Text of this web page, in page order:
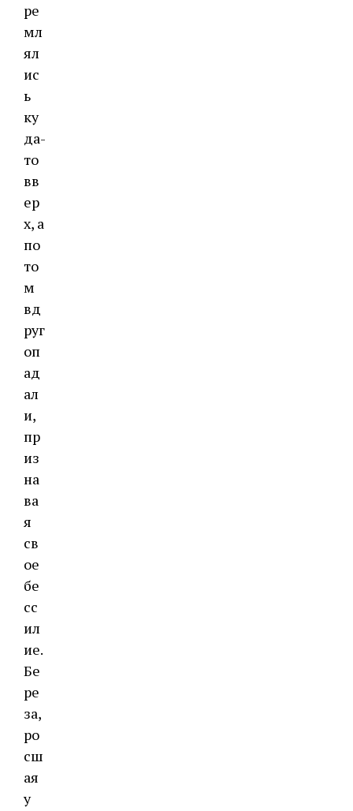
ре
мл
ял
ис
ь
ку
да-
то
вв
ер
х, а
по
то
м
вд
руг
оп
ад
ал
и,
пр
из
на
ва
я
св
ое
бе
сс
ил
ие.
Бе
ре
за,
ро
сш
ая
у